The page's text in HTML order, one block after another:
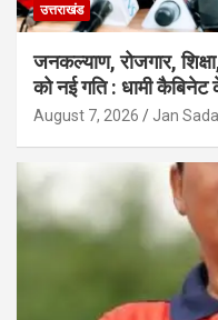
उत्तराखंड
जनकल्याण, रोजगार,
को नई गति : धामी
August 7, 2026 Jan